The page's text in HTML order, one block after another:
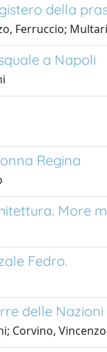
della
Ferruccio;
a Napoli
Regina
More
Fedro.
delle
Corvino, Vincenzo